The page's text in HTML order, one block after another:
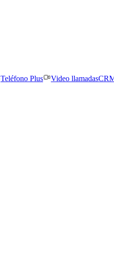
Teléfono Plus Video llamadas